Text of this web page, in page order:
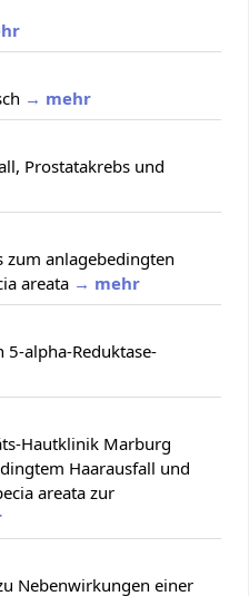
→ mehr
Prostatakrebs und
zum anlagebedingten
areata → mehr
alpha-Reduktase-
Hautklinik Marburg
Haarausfall und
areata zur
Nebenwirkungen einer